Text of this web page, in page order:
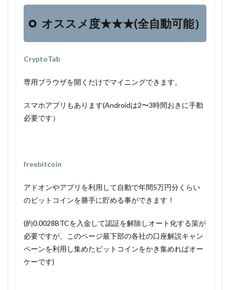
オススメ度★★★(全自動可能）
CryptoTab
専用ブラウザを開くだけでマイニングできます。
スマホアプリもあります(Androidは2〜3時間おきに手動
必要です）
freebitcoin
アドオンやアプリを利用して自動で年間5万円分くらい
のビットコインを勝手に貯める事ができます！
(約0.0028BTCを入金して認証を解除しオート化する策が
必要ですが、このページ最下部の各社の口座解説キャン
ペーンを利用し集めたビットコインをかき集めればオー
ケーです)